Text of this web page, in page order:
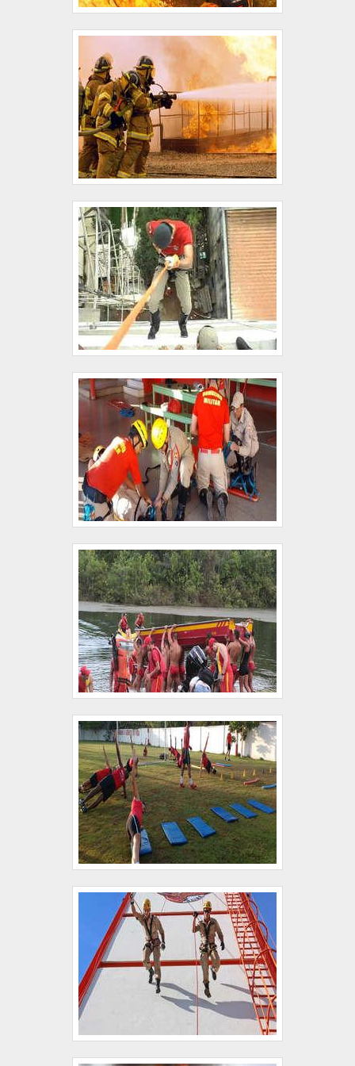
lumens;2200 lumens;3000 lumens;100 lumens com
Ignis Security é uma distribuidora de sistemas e
equipamentos de combate a incêndio. A empresa é
destaque no setor de fornecimento de produtos,
tanto para pessoas físicas quanto para
empresas.Também vale mencionar que a Ignis
possui um atendimento e profissionais de extrema
excelência e qualificação, além de garantir diversas
opções desde preços mais acessíveis até produtos
de alta eficiência, sempre prezando a qualidade.o
melhor Sistema de iluminação de
emergênciaLocalizada na cidade de São Paulo a
quarta maior metrópole do planeta, a Ignis garante
a capacidade de atender e distribuir sistema de
iluminação de emergência predial para todo o
território nacional. Solicite já um orçamento!.